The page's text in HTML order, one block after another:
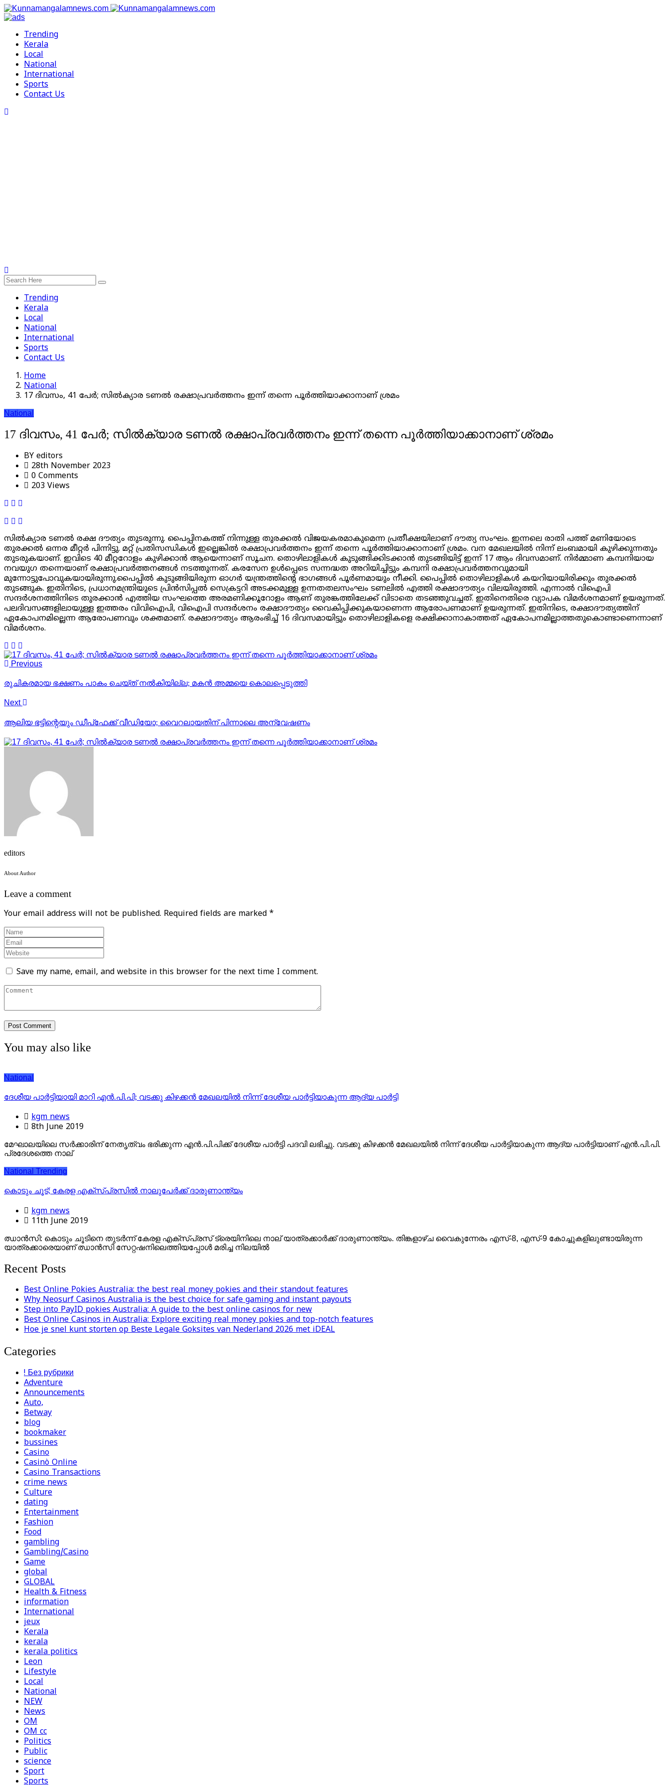
Trending
Kerala
Local
National
International
Sports
Contact Us
Trending
Kerala
Local
National
International
Sports
Contact Us
Home
National
17 ദിവസം, 41 പേർ; സിൽക്യാര ടണൽ രക്ഷാപ്രവർത്തനം ഇന്ന് തന്നെ പൂർത്തിയാക്കാനാണ് ശ്രമം
National
17 ദിവസം, 41 പേർ; സിൽക്യാര ടണൽ രക്ഷാപ്രവർത്തനം ഇന്ന് തന്നെ പൂർത്തിയാക്കാനാണ് ശ്രമം
BY editors
28th November 2023
0 Comments
203 Views
സിൽക്യാര ടണൽ രക്ഷ ദൗത്യം തുടരുന്നു. പൈപ്പിനകത്ത് നിന്നുള്ള തുരക്കൽ വിജയകരമാകുമെന്ന പ്രതീക്ഷയിലാണ് ദൗത്യ സംഘം. ഇന്നലെ രാതി പത്ത് മണിയോടെ
തുരക്കൽ ഒന്നര മീറ്റർ പിന്നിട്ടു. മറ്റ് പ്രതിസന്ധികൾ ഇല്ലെങ്കിൽ രക്ഷാപ്രവർത്തനം ഇന്ന് തന്നെ പൂർത്തിയാക്കാനാണ് ശ്രമം. വന മേഖലയിൽ നിന്ന് ലംബമായി കുഴിക്കുന്നതും
തുടരുകയാണ്. ഇവിടെ 40 മീറ്ററോളം കുഴിക്കാൻ ആയെന്നാണ് സൂചന. തൊഴിലാളികൾ കുടുങ്ങിക്കിടക്കാൻ തുടങ്ങിയിട്ട് ഇന്ന് 17 ആം ദിവസമാണ്. നിർമ്മാണ കമ്പനിയായ
നവയുഗ തന്നെയാണ് രക്ഷാപ്രവർത്തനങ്ങൾ നടത്തുന്നത്. കരസേന ഉൾപ്പെടെ സന്നദ്ധത അറിയിച്ചിട്ടും കമ്പനി രക്ഷാപ്രവർത്തനവുമായി
മുന്നോട്ടുപോവുകയായിരുന്നു.പൈപ്പിൽ കുടുങ്ങിയിരുന്ന ഓഗർ യന്ത്രത്തിന്‍റെ ഭാഗങ്ങൾ പൂർണമായും നീക്കി. പൈപ്പില്‍ തൊഴിലാളികള്‍ കയറിയായിരിക്കും തുരക്കല്‍
തുടങ്ങുക. ഇതിനിടെ, പ്രധാനമന്ത്രിയുടെ പ്രിൻസിപ്പൽ സെക്രട്ടറി അടക്കമുള്ള ഉന്നതതലസംഘം ടണലിൽ എത്തി രക്ഷാദൗത്യം വിലയിരുത്തി. എന്നാൽ വിഐപി
സന്ദർശനത്തിനിടെ തുരക്കാൻ എത്തിയ സംഘത്തെ അരമണിക്കൂറോളം ആണ് തുരങ്കത്തിലേക്ക് വിടാതെ തടഞ്ഞുവച്ചത്. ഇതിനെതിരെ വ്യാപക വിമര്‍ശനമാണ് ഉയരുന്നത്.
പലദിവസങ്ങളിലായുള്ള ഇത്തരം വിവിഐപി, വിഐപി സന്ദര്‍ശനം രക്ഷാദൗത്യം വൈകിപ്പിക്കുകയാണെന്ന ആരോപണമാണ് ഉയരുന്നത്. ഇതിനിടെ, രക്ഷാദൗത്യത്തിന്
ഏകോപനമില്ലെന്ന ആരോപണവും ശക്തമാണ്. രക്ഷാദൗത്യം ആരംഭിച്ച് 16 ദിവസമായിട്ടും തൊഴിലാളികളെ രക്ഷിക്കാനാകാത്തത് ഏകോപനമില്ലാത്തതുകൊണ്ടാണെന്നാണ്
വിമര്‍ശനം.
Previous
രുചികരമായ ഭക്ഷണം പാകം ചെയ്ത് നല്‍കിയില്ല; മകന്‍ അമ്മയെ കൊലപ്പെടുത്തി
Next
ആലിയ ഭട്ടിന്റെയും ഡീപ്‍ഫേക്ക് വീഡിയോ; വൈറലായതിന് പിന്നാലെ അന്വേഷണം
editors
About Author
Leave a comment
Your email address will not be published. Required fields are marked *
Save my name, email, and website in this browser for the next time I comment.
You may also like
National
ദേശീയ പാര്‍ട്ടിയായി മാറി എന്‍.പി.പി; വടക്കു കിഴക്കന്‍ മേഖലയില്‍ നിന്ന് ദേശീയ പാര്‍ട്ടിയാകുന്ന ആദ്യ പാര്‍ട്ടി
kgm news
8th June 2019
മേഘാലയിലെ സര്‍ക്കാരിന് നേതൃത്വം ഭരിക്കുന്ന എന്‍.പി.പിക്ക് ദേശീയ പാര്‍ട്ടി പദവി ലഭിച്ചു. വടക്കു കിഴക്കന്‍ മേഖലയില്‍ നിന്ന് ദേശീയ പാര്‍ട്ടിയാകുന്ന ആദ്യ പാര്‍ട്ടിയാണ് എന്‍.പി.പി.
പ്രദേശത്തെ നാല്
National Trending
കൊടും ചൂട്; കേരള എക്‌സ്പ്രസില്‍ നാലുപേര്‍ക്ക് ദാരുണാന്ത്യം
kgm news
11th June 2019
ഝാന്‍സി: കൊടും ചൂടിനെ തുടര്‍ന്ന് കേരള എക്സ്പ്രസ് ട്രെയിനിലെ നാല് യാത്രക്കാര്‍ക്ക് ദാരുണാന്ത്യം. തിങ്കളാഴ്ച വൈകുന്നേരം എസ്-8, എസ്-9 കോച്ചുകളിലുണ്ടായിരുന്ന
യാത്രക്കാരെയാണ് ഝാന്‍സി സേറ്റഷനിലെത്തിയപ്പോള്‍ മരിച്ച നിലയില്‍
Recent Posts
Best Online Pokies Australia: the best real money pokies and their standout features
Why Neosurf Casinos Australia is the best choice for safe gaming and instant payouts
Step into PayID pokies Australia: A guide to the best online casinos for new
Best Online Casinos in Australia: Explore exciting real money pokies and top-notch features
Hoe je snel kunt storten op Beste Legale Goksites van Nederland 2026 met iDEAL
Categories
! Без рубрики
Adventure
Announcements
Auto,
Betway
blog
bookmaker
bussines
Casino
Casinò Online
Casino Transactions
crime news
Culture
dating
Entertainment
Fashion
Food
gambling
Gambling/Casino
Game
global
GLOBAL
Health & Fitness
information
International
jeux
Kerala
kerala
kerala politics
Leon
Lifestyle
Local
National
NEW
News
OM
OM cc
Politics
Public
science
Sport
Sports